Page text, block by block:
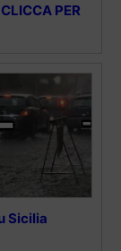
PER
Sicilia